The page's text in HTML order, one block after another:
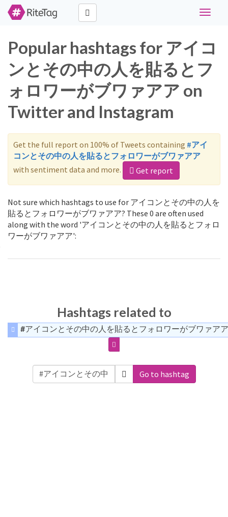
Toggle
Popular hashtags for アイコ
ンとその中の人を貼るとフ
ォロワーがブワァアア on
Twitter and Instagram
Get the full report on 100% of Tweets containing #アイ
コンとその中の人を貼るとフォロワーがブワァアア
with sentiment data and more.
Get report
Not sure which hashtags to use for アイコンとその中の人を
貼るとフォロワーがブワァアア? These 0 are often used
along with the word 'アイコンとその中の人を貼るとフォロ
ワーがブワァアア':
Hashtags related to
#アイコンとその中の人を貼るとフォロワーがブワァア
Go to hashtag